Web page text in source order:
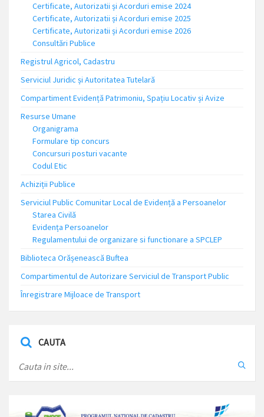
Certificate, Autorizatii și Acorduri emise 2024
Certificate, Autorizatii și Acorduri emise 2025
Certificate, Autorizatii și Acorduri emise 2026
Consultări Publice
Registrul Agricol, Cadastru
Serviciul Juridic și Autoritatea Tutelară
Compartiment Evidență Patrimoniu, Spațiu Locativ și Avize
Resurse Umane
Organigrama
Formulare tip concurs
Concursuri posturi vacante
Codul Etic
Achiziții Publice
Serviciul Public Comunitar Local de Evidență a Persoanelor
Starea Civilă
Evidența Persoanelor
Regulamentului de organizare si functionare a SPCLEP
Biblioteca Orășenească Buftea
Compartimentul de Autorizare Serviciul de Transport Public
Înregistrare Mijloace de Transport
CAUTA